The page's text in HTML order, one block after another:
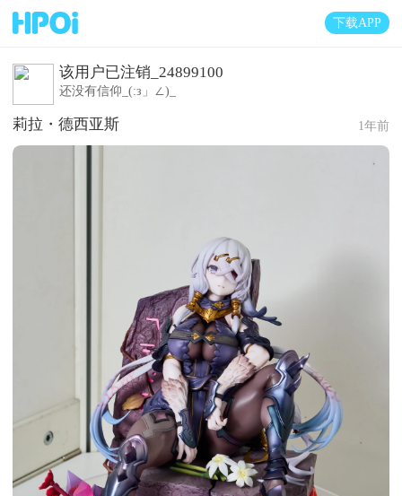
下载APP
该用户已注销_24899100
还没有信仰_(:з」∠)_
莉拉・德西亚斯 1年前